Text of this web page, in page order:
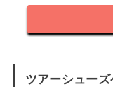
ツアーシュー